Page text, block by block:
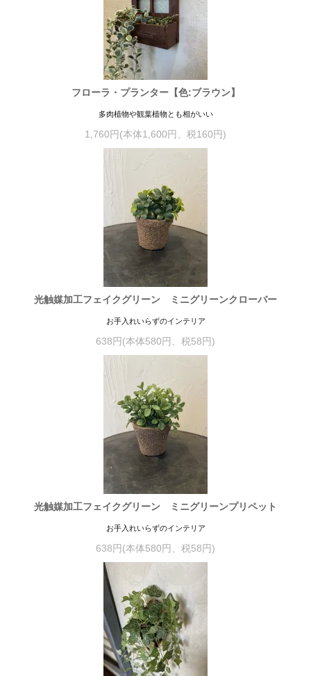
フローラ・プランター【色:ブラウン】
多肉植物や観葉植物とも相がいい
1,760円(本体1,600円、税160円)
光触媒加工フェイクグリーン ミニグリーンクローバー
お手入れいらずのインテリア
638円(本体580円、税58円)
光触媒加工フェイクグリーン ミニグリーンプリペット
お手入れいらずのインテリア
638円(本体580円、税58円)